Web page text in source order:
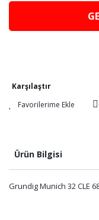
Karşılaştır
Ürün Bilgisi
Grundig Munich 32 CLE